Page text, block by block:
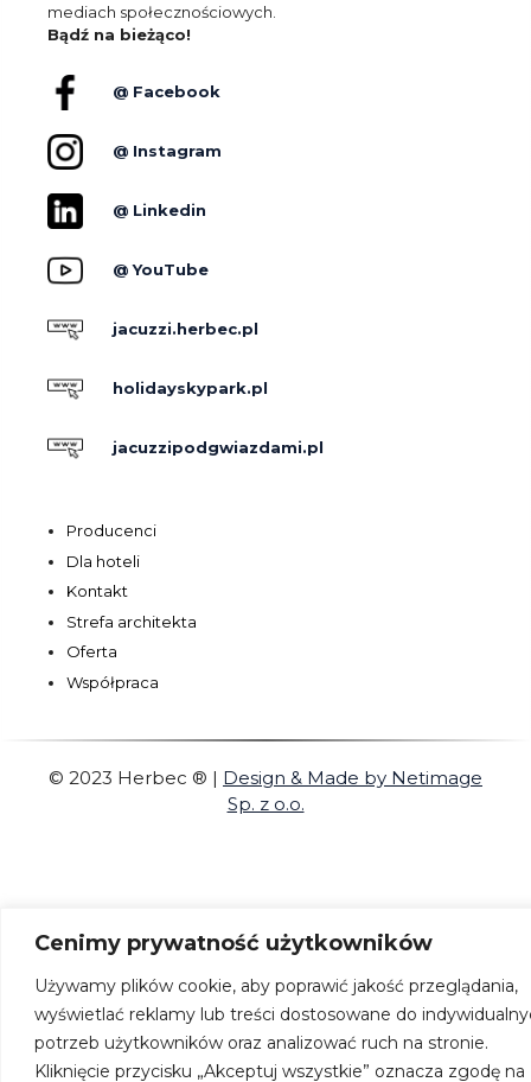
Cenimy prywatność użytkowników
Używamy plików cookie, aby poprawić jakość przeglądania,
wyświetlać reklamy lub treści dostosowane do
potrzeb użytkowników oraz analizować ruch na stronie.
Kliknięcie przycisku „Akceptuj wszystkie” oznacza zgodę na
mediach społecznościowych.
Bądź na bieżąco!
@ Facebook
@ Instagram
@ Linkedin
@ YouTube
jacuzzi.herbec.pl
holidayskypark.pl
jacuzzipodgwiazdami.pl
Producenci
Dla hoteli
Kontakt
Strefa architekta
Oferta
Współpraca
© 2023 Herbec ® | Design & Made by Netimage
Sp. z o.o.